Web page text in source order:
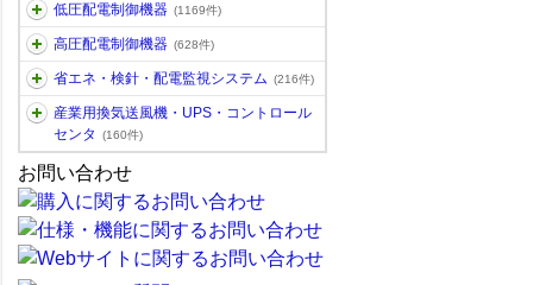
低圧配電制御機器 (1169件)
高圧配電制御機器 (628件)
省エネ・検針・配電監視システム (216件)
産業用換気送風機・UPS・コントロール
センタ
(160件)
お問い合わせ